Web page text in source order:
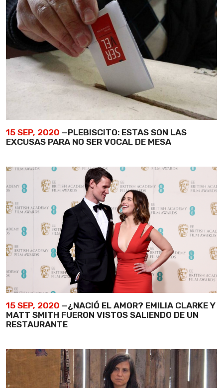
15 SEP, 2020 —PLEBISCITO: ESTAS SON LAS
EXCUSAS PARA NO SER VOCAL DE MESA
15 SEP, 2020 —¿NACIÓ EL AMOR? EMILIA CLARKE Y
MATT SMITH FUERON VISTOS SALIENDO DE UN
RESTAURANTE